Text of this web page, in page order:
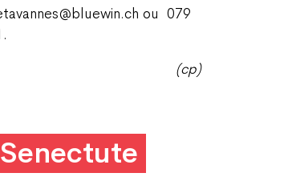
ou 079
(cp)